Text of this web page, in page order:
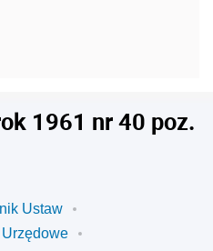
1961 nr 40 poz.
Ustaw